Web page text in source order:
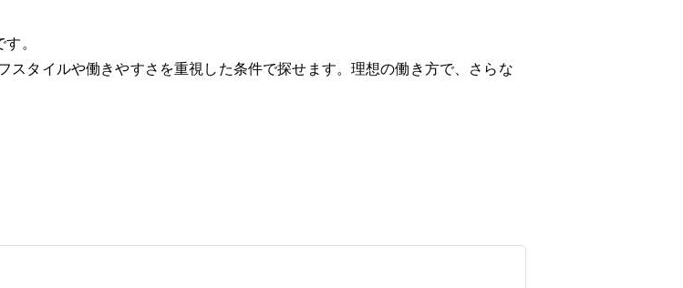
。
スタイルや働きやすさを重視した条件で探せます。理想の働き方で、さらな